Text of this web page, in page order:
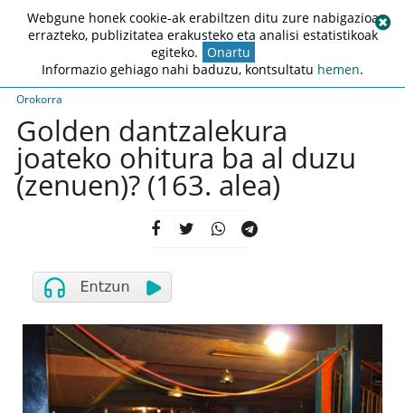
Orokorra
Golden dantzalekura
joateko ohitura ba al duzu
(zenuen)? (163. alea)
Webgune honek cookie-ak erabiltzen ditu zure nabigazioa
errazteko, publizitatea erakusteko eta analisi estatistikoak
egiteko. Onartu
Informazio gehiago nahi baduzu, kontsultatu hemen.